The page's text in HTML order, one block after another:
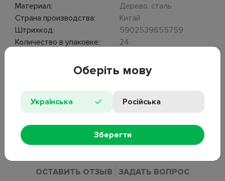
Материал:
Дерево, сталь
Страна производства:
Китай
Штрихкод:
5902539655759
Количество в упаковке:
24
Назначение решетки: универсальная. Форма:
прямоугольная. Материал: хромированная сталь. Материал
Общая длина с ручкой: 66см. Упаковка: ярлык,
полиэтиленовый пакет.
ОСТАВИТЬ ОТЗЫВ ЗАДАТЬ ВОПРОС
Оберіть мову
Українська Російська
Зберегти